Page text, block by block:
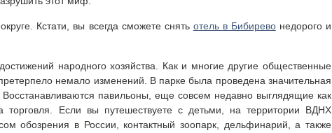
Кстати, вы всегда сможете снять отель в Бибиревонедорого и
народного хозяйства. Как и многие другие общественные
немало изменений. В парке была проведена значительная
павильоны, еще совсем недавно выглядящие как
торговля. Если вы путешествуете с детьми, на территории ВДНХ
обозрения в России, контактный зоопарк, дельфинарий, а также